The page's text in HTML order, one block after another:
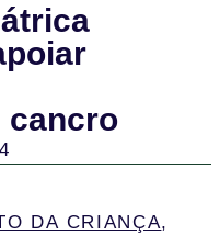
cancro
DA CRIANÇA,